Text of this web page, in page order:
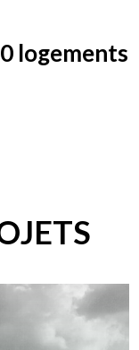
logements